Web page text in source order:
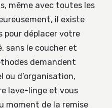
même avec toutes les
il existe
pour déplacer votre
sans le coucher et
demandent
ou d’organisation,
lave-linge et vous
moment de la remise